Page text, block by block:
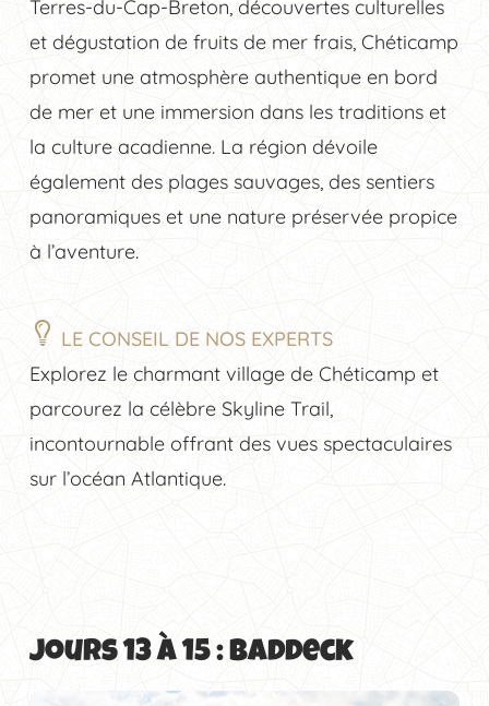
Terres-du-Cap-Breton, découvertes culturelles
et dégustation de fruits de mer frais, Chéticamp
promet une atmosphère authentique en bord
de mer et une immersion dans les traditions et
la culture acadienne. La région dévoile
également des plages sauvages, des sentiers
panoramiques et une nature préservée propice
à l’aventure.
LE CONSEIL DE NOS EXPERTS
Explorez le charmant village de Chéticamp et
parcourez la célèbre Skyline Trail,
incontournable offrant des vues spectaculaires
sur l’océan Atlantique.
Jours 13 à 15 : Baddeck